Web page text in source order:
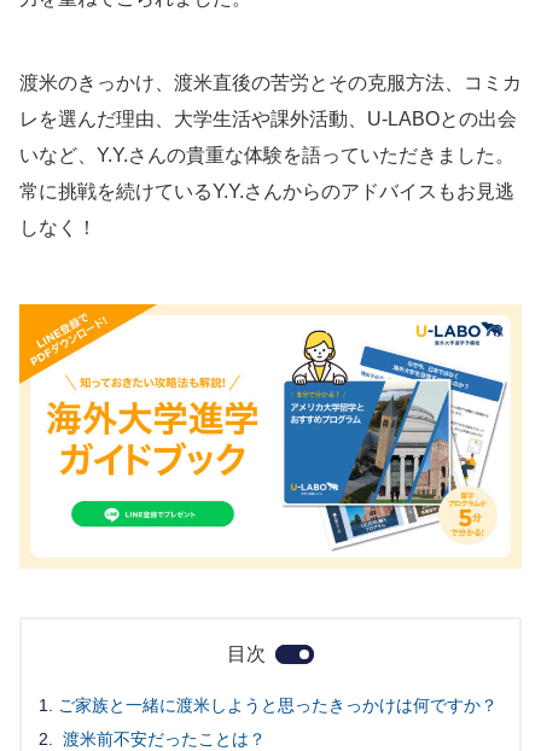
渡米のきっかけ、渡米直後の苦労とその克服方法、コミカ
レを選んだ理由、大学生活や課外活動、U-LABOとの出会
いなど、Y.Y.さんの貴重な体験を語っていただきました。
常に挑戦を続けているY.Y.さんからのアドバイスもお見逃
しなく！
目次
ご家族と一緒に渡米しようと思ったきっかけは何ですか？
渡米前不安だったことは？